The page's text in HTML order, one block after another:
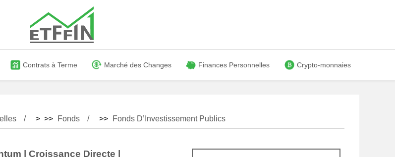
Contrats à Terme Marché des Changes Finances Personnelles Crypto-monnaies
> >> Fonds >> Fonds D’Investissement Publics
| Croissance Directe |